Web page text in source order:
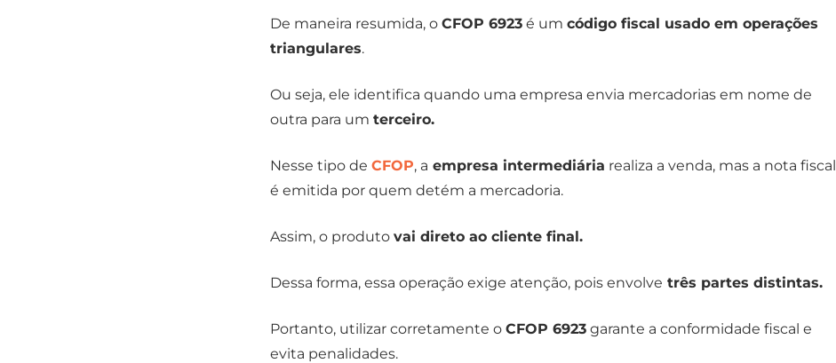
De maneira resumida, o CFOP 6923 é um código fiscal usado em operações
triangulares.
Ou seja, ele identifica quando uma empresa envia mercadorias em nome de
outra para um terceiro.
Nesse tipo de CFOP, a empresa intermediária realiza a venda, mas a nota fiscal
é emitida por quem detém a mercadoria.
Assim, o produto vai direto ao cliente final.
Dessa forma, essa operação exige atenção, pois envolve três partes distintas.
Portanto, utilizar corretamente o CFOP 6923 garante a conformidade fiscal e
evita penalidades.